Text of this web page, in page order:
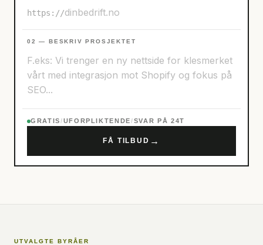
https://
02 — BESKRIV PROSJEKTET
GRATIS/UFORPLIKTENDE/SVAR PÅ 24T
FÅ TILBUD →
UTVALGTE BYRÅER